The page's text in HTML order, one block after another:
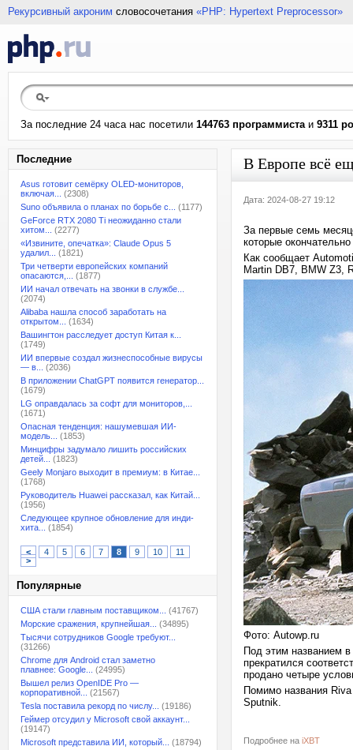
Рекурсивный акроним словосочетания «PHP: Hypertext Preprocessor»
За последние 24 часа нас посетили 144763 программистаи 9311
Последние
Asus готовит семёрку OLED-мониторов,
включая...
(2308)
Suno объявила о планах по борьбе с...
(1177)
GeForce RTX 2080 Ti неожиданно стали
хитом...
(2277)
«Извините, опечатка»: Claude Opus 5
удалил...
(1821)
Три четверти европейских компаний
опасаются,...
(1877)
ИИ начал отвечать на звонки в службе...
(2074)
Alibaba нашла способ заработать на
открытом...
(1634)
Вашингтон расследует доступ Китая к...
(1749)
ИИ впервые создал жизнеспособные вирусы
— в...
(2036)
В приложении ChatGPT появится генератор...
(1679)
LG оправдалась за софт для мониторов,...
(1671)
Опасная тенденция: нашумевшая ИИ-
модель...
(1853)
Минцифры задумало лишить российских
детей...
(1823)
Geely Monjaro выходит в премиум: в Китае...
(1768)
Руководитель Huawei рассказал, как Китай...
(1956)
Следующее крупное обновление для инди-
хита...
(1854)
< 4 5 6 7 8 9 10
11
>
Популярные
США стали главным поставщиком...
(41767)
Морские сражения, крупнейшая...
(34895)
Тысячи сотрудников Google требуют...
(31266)
Chrome для Android стал заметно
плавнее: Google...
(24995)
Вышел релиз OpenIDE Pro —
корпоративной...
(21567)
Tesla поставила рекорд по числу...
(19186)
Геймер отсудил у Microsoft свой аккаунт...
(19147)
Microsoft представила ИИ, который...
(18794)
В Европе всё
Дата: 2024-08-27 19:12
За первые семь
которые
Как сообщает
Martin DB7, BMW Z3,
Фото: Autowp.ru
Под этим названием
прекратился
продано четыре
Помимо названия
Sputnik.
Подробнее на iXBT